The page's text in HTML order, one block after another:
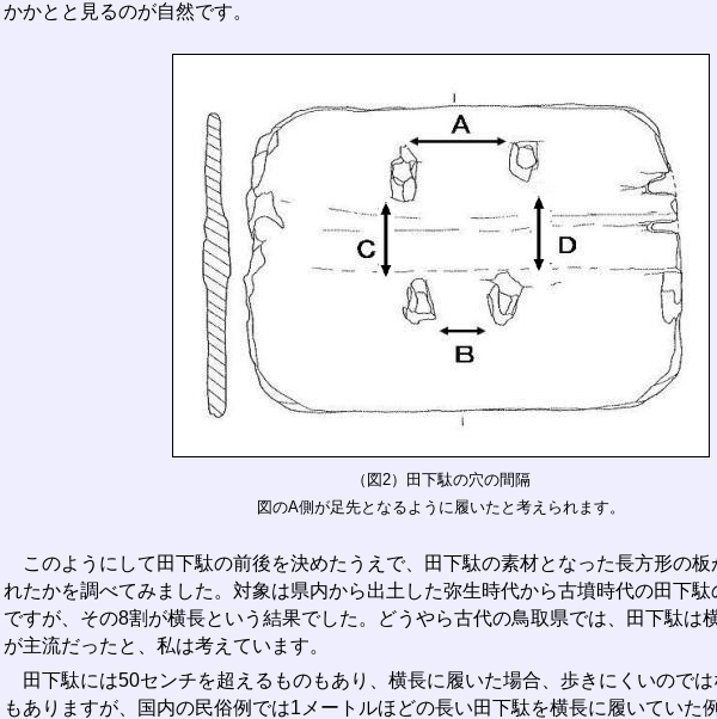
かかとと見るのが自然です。
（図2）田下駄の穴の間隔
図のA側が足先となるように履いたと考えられます。
このようにして田下駄の前後を決めたうえで、田下駄の素材となった長方形の板
れたかを調べてみました。対象は県内から出土した弥生時代から古墳時代の田下
ですが、その8割が横長という結果でした。どうやら古代の鳥取県では、田下駄は
が主流だったと、私は考えています。
田下駄には50センチを超えるものもあり、横長に履いた場合、歩きにくいのでは
もありますが、国内の民俗例では1メートルほどの長い田下駄を横長に履いていた